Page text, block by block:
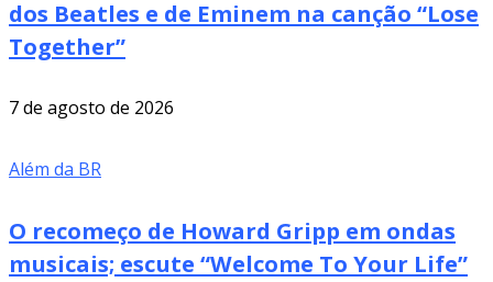
dos Beatles e de Eminem na canção “Lose
Together”
7 de agosto de 2026
Além da BR
O recomeço de Howard Gripp em ondas
musicais; escute “Welcome To Your Life”